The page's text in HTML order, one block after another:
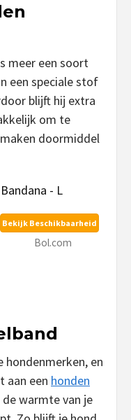
meer een soort
een speciale stof
blijft hij extra
om te
doormiddel
- L
Bekijk Beschikbaarheid
Bol.com
hondenmerken, en
aan een honden
warmte van je